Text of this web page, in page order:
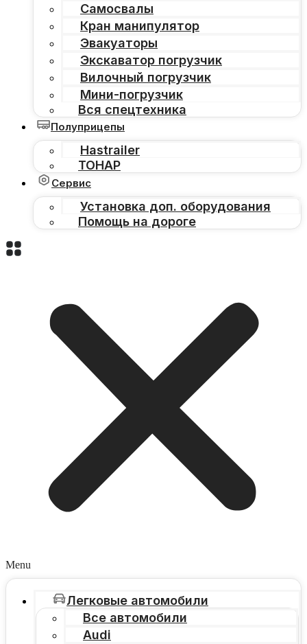
Самосвалы
Кран манипулятор
Эвакуаторы
Экскаватор погрузчик
Вилочный погрузчик
Мини-погрузчик
Вся спецтехника
Полуприцепы
Hastrailer
ТОНАР
Сервис
Установка доп. оборудования
Помощь на дороге
Menu
Легковые автомобили
Все автомобили
Audi